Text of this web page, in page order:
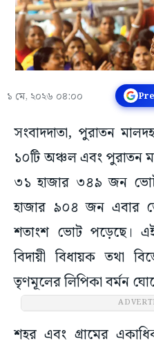
১ মে, ২০২৬ ০৪:০০
সংবাদদাতা, পুরাতন
১০টি অঞ্চল এবং পুরাতন
৩১ হাজার ৩৪৯ জন
হাজার ৯০৪ জন এবার
শতাংশ ভোট পড়েছে।
বিদায়ী বিধায়ক তথা
তৃণমূলের লিপিকা বর্মন
শহর এবং গ্রামের